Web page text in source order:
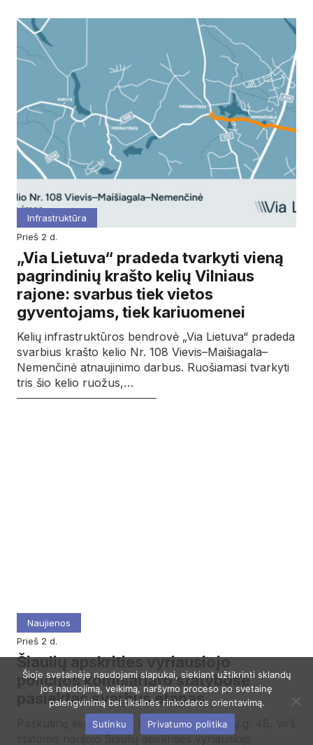
Infrastruktūra
prieš 2 d.
„Via Lietuva“ pradeda tvarkyti vieną
pagrindinių krašto kelių Vilniaus
rajone: svarbus tiek vietos
gyventojams, tiek kariuomenei
Kelių infrastruktūros bendrovė „Via Lietuva“ pradeda
svarbius krašto kelio Nr. 108 Vievis–Maišiagala–
Nemenčinė atnaujinimo darbus. Ruošiamasi tvarkyti
tris šio kelio ruožus,…
Naujienos
prieš 2 d.
Šiaulių apskrities vyriausiojo
policijos komisariato statybose
pasiektas svarbus etapas
Paskutinę liepos dieną Šiauliuose, Purienų g. 48, virš
statomo naujojo Šiaulių apskrities vyriausiojo
Šioje svetainėje naudojami slapukai, siekiant užtikrinti sklandų
jos naudojimą, veikimą, naršymo proceso po svetainę
palengvinimą bei tikslinės rinkodaros orientavimą.
Sutinku
Privatumo politika